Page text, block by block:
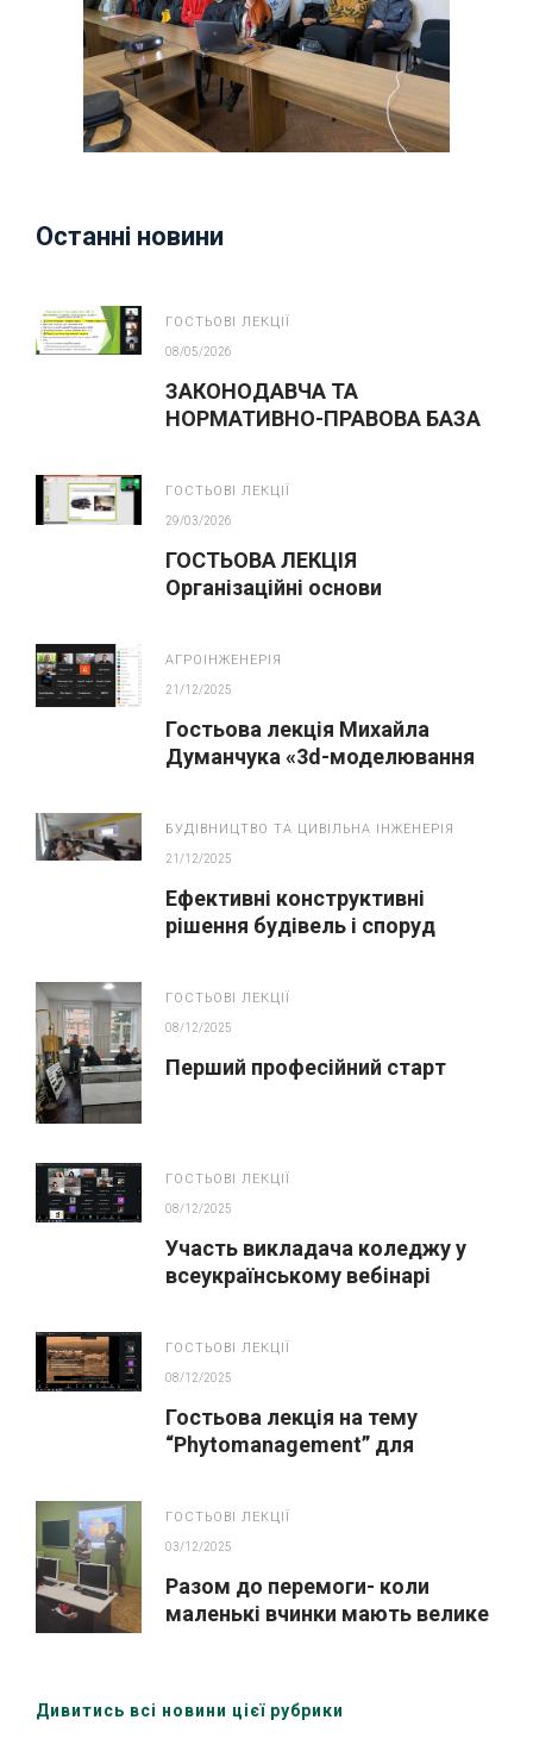
Останні новини
ГОСТЬОВІ ЛЕКЦІЇ
08/05/2026
ЗАКОНОДАВЧА ТА
НОРМАТИВНО-ПРАВОВА БАЗА
ГОСТЬОВІ ЛЕКЦІЇ
29/03/2026
ГОСТЬОВА ЛЕКЦІЯ
Організаційні основи
АГРОІНЖЕНЕРІЯ
21/12/2025
Гостьова лекція Михайла
Думанчука «3d-моделювання
БУДІВНИЦТВО ТА ЦИВІЛЬНА ІНЖЕНЕРІЯ
21/12/2025
Ефективні конструктивні
рішення будівель і споруд
ГОСТЬОВІ ЛЕКЦІЇ
08/12/2025
Перший професійний старт
ГОСТЬОВІ ЛЕКЦІЇ
08/12/2025
Участь викладача коледжу у
всеукраїнському вебінарі
ГОСТЬОВІ ЛЕКЦІЇ
08/12/2025
Гостьова лекція на тему
“Phytomanagement” для
ГОСТЬОВІ ЛЕКЦІЇ
03/12/2025
Разом до перемоги- коли
маленькі вчинки мають велике
Дивитись всі новини цієї рубрики